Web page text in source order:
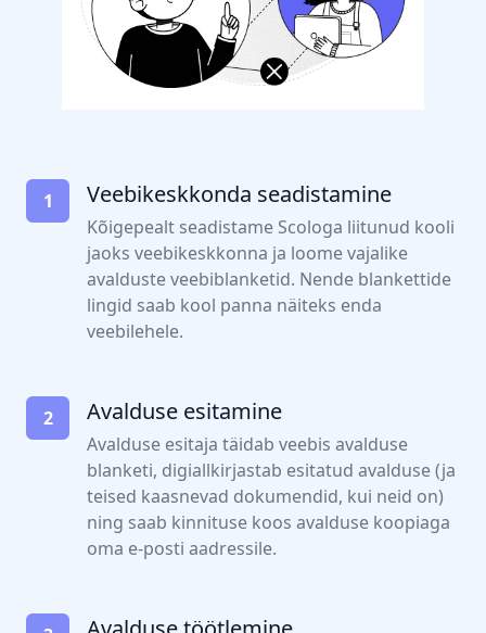
1 Veebikeskkonda seadistamine
Kõigepealt seadistame Scologa liitunud kooli
jaoks veebikeskkonna ja loome vajalike
avalduste veebiblanketid. Nende blankettide
lingid saab kool panna näiteks enda
veebilehele.
2 Avalduse esitamine
Avalduse esitaja täidab veebis avalduse
blanketi, digiallkirjastab esitatud avalduse (ja
teised kaasnevad dokumendid, kui neid on)
ning saab kinnituse koos avalduse koopiaga
oma e-posti aadressile.